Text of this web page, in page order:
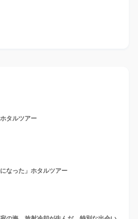
タルツアー
になった」ホタルツアー